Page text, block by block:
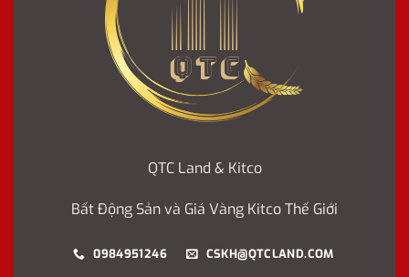
QTC Land & Kitco
Bất Động Sản và Giá Vàng Kitco Thế Giới
0984951246 CSKH@QTCLAND.COM